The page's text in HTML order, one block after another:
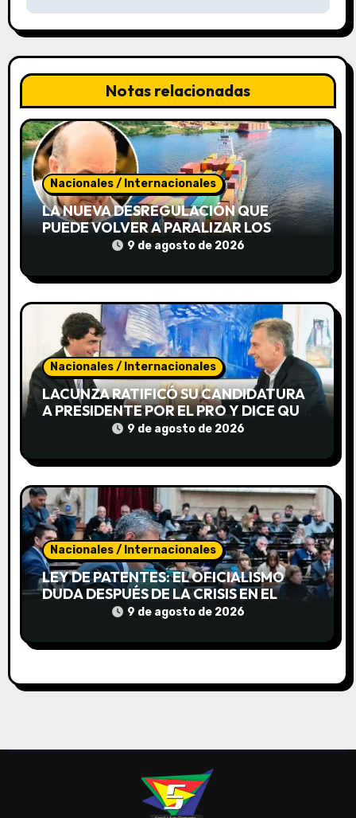
c
i
ó
n
d
e
e
t
r
d
a
Notas relacionadas
Nacionales / Internacionales
LA NUEVA DESREGULACIÓN QUE
PUEDE VOLVER A PARALIZAR LOS
9 de agosto de 2026
Nacionales / Internacionales
LACUNZA RATIFICÓ SU CANDIDATURA
A PRESIDENTE POR EL PRO Y DICE QUE
MACRI LO IMPULSÓ9 de agosto de 2026
Nacionales / Internacionales
LEY DE PATENTES: EL OFICIALISMO
DUDA DESPUÉS DE LA CRISIS EN EL
9 de agosto de 2026